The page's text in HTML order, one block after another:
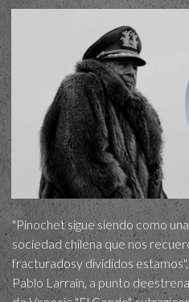
"Pinochet sigue siendo como
sociedad chilena que nos
fracturadosy divididos
Pablo Larraín, a punto